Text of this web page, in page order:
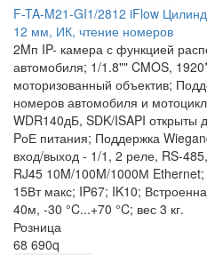
F-TA-M21-GI1/2812 iFlow
12 мм, ИК, чтение номеров
2Mп IP- камера с функцией
автомобиля; 1/1.8"" CMOS,
моторизованный объектив;
номеров автомобиля и
WDR140дБ, SDK/ISAPI открыты
PоЕ питания; Поддержка
вход/выход - 1/1, 2 реле, RS-
RJ45 10M/100M/1000М
15Вт макс; IP67; IK10;
40м, -30 °C...+70 °C; вес 3 кг.
Розница
68 690q